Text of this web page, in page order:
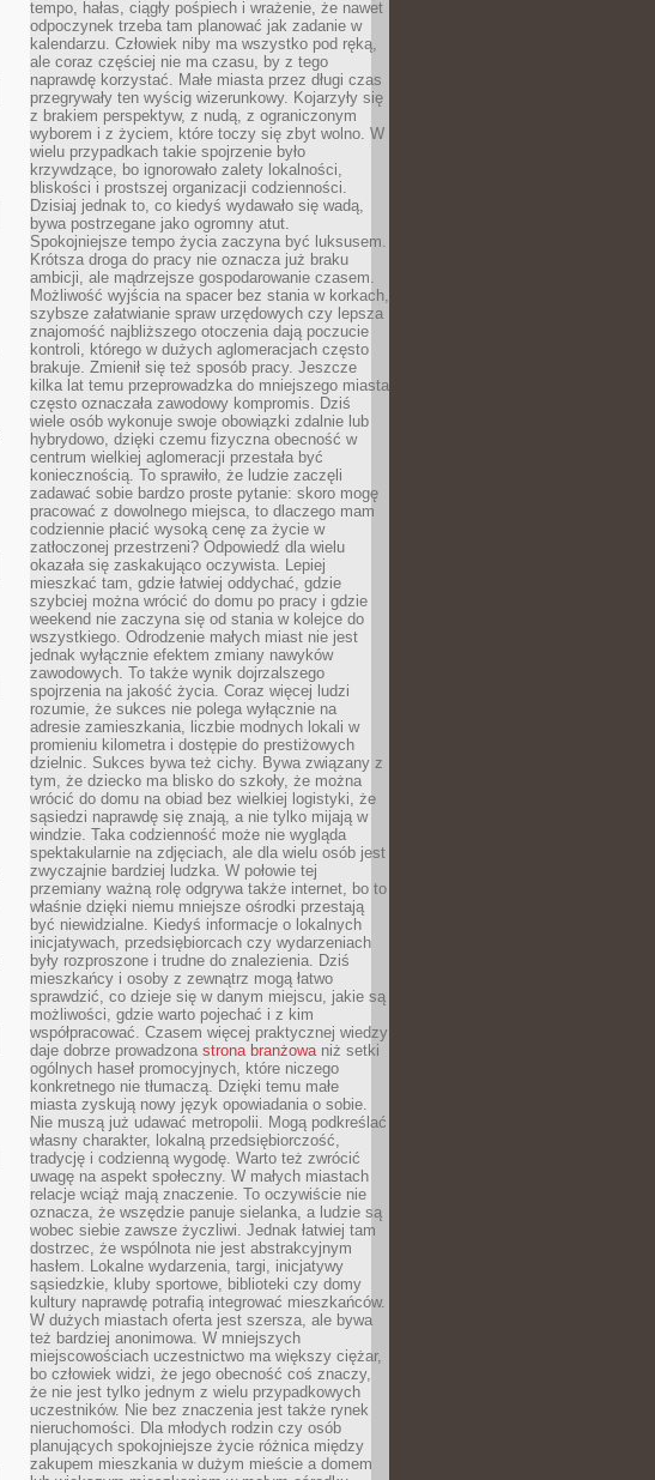
tempo, hałas, ciągły pośpiech i wrażenie, że nawet
odpoczynek trzeba tam planować jak zadanie w
kalendarzu. Człowiek niby ma wszystko pod ręką,
ale coraz częściej nie ma czasu, by z tego
naprawdę korzystać. Małe miasta przez długi czas
przegrywały ten wyścig wizerunkowy. Kojarzyły się
z brakiem perspektyw, z nudą, z ograniczonym
wyborem i z życiem, które toczy się zbyt wolno. W
wielu przypadkach takie spojrzenie było
krzywdzące, bo ignorowało zalety lokalności,
bliskości i prostszej organizacji codzienności.
Dzisiaj jednak to, co kiedyś wydawało się wadą,
bywa postrzegane jako ogromny atut.
Spokojniejsze tempo życia zaczyna być luksusem.
Krótsza droga do pracy nie oznacza już braku
ambicji, ale mądrzejsze gospodarowanie czasem.
Możliwość wyjścia na spacer bez stania w korkach,
szybsze załatwianie spraw urzędowych czy lepsza
znajomość najbliższego otoczenia dają poczucie
kontroli, którego w dużych aglomeracjach często
brakuje. Zmienił się też sposób pracy. Jeszcze
kilka lat temu przeprowadzka do mniejszego miasta
często oznaczała zawodowy kompromis. Dziś
wiele osób wykonuje swoje obowiązki zdalnie lub
hybrydowo, dzięki czemu fizyczna obecność w
centrum wielkiej aglomeracji przestała być
koniecznością. To sprawiło, że ludzie zaczęli
zadawać sobie bardzo proste pytanie: skoro mogę
pracować z dowolnego miejsca, to dlaczego mam
codziennie płacić wysoką cenę za życie w
zatłoczonej przestrzeni? Odpowiedź dla wielu
okazała się zaskakująco oczywista. Lepiej
mieszkać tam, gdzie łatwiej oddychać, gdzie
szybciej można wrócić do domu po pracy i gdzie
weekend nie zaczyna się od stania w kolejce do
wszystkiego. Odrodzenie małych miast nie jest
jednak wyłącznie efektem zmiany nawyków
zawodowych. To także wynik dojrzalszego
spojrzenia na jakość życia. Coraz więcej ludzi
rozumie, że sukces nie polega wyłącznie na
adresie zamieszkania, liczbie modnych lokali w
promieniu kilometra i dostępie do prestiżowych
dzielnic. Sukces bywa też cichy. Bywa związany z
tym, że dziecko ma blisko do szkoły, że można
wrócić do domu na obiad bez wielkiej logistyki, że
sąsiedzi naprawdę się znają, a nie tylko mijają w
windzie. Taka codzienność może nie wygląda
spektakularnie na zdjęciach, ale dla wielu osób jest
zwyczajnie bardziej ludzka. W połowie tej
przemiany ważną rolę odgrywa także internet, bo to
właśnie dzięki niemu mniejsze ośrodki przestają
być niewidzialne. Kiedyś informacje o lokalnych
inicjatywach, przedsiębiorcach czy wydarzeniach
były rozproszone i trudne do znalezienia. Dziś
mieszkańcy i osoby z zewnątrz mogą łatwo
sprawdzić, co dzieje się w danym miejscu, jakie są
możliwości, gdzie warto pojechać i z kim
współpracować. Czasem więcej praktycznej wiedzy
daje dobrze prowadzona strona branżowaniż setki
ogólnych haseł promocyjnych, które niczego
konkretnego nie tłumaczą. Dzięki temu małe
miasta zyskują nowy język opowiadania o sobie.
Nie muszą już udawać metropolii. Mogą podkreślać
własny charakter, lokalną przedsiębiorczość,
tradycję i codzienną wygodę. Warto też zwrócić
uwagę na aspekt społeczny. W małych miastach
relacje wciąż mają znaczenie. To oczywiście nie
oznacza, że wszędzie panuje sielanka, a ludzie są
wobec siebie zawsze życzliwi. Jednak łatwiej tam
dostrzec, że wspólnota nie jest abstrakcyjnym
hasłem. Lokalne wydarzenia, targi, inicjatywy
sąsiedzkie, kluby sportowe, biblioteki czy domy
kultury naprawdę potrafią integrować mieszkańców.
W dużych miastach oferta jest szersza, ale bywa
też bardziej anonimowa. W mniejszych
miejscowościach uczestnictwo ma większy ciężar,
bo człowiek widzi, że jego obecność coś znaczy,
że nie jest tylko jednym z wielu przypadkowych
uczestników. Nie bez znaczenia jest także rynek
nieruchomości. Dla młodych rodzin czy osób
planujących spokojniejsze życie różnica między
zakupem mieszkania w dużym mieście a domem